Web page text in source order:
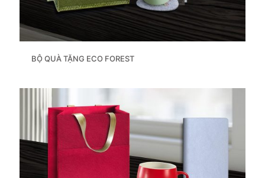
BỘ QUÀ TẶNG ECO FOREST